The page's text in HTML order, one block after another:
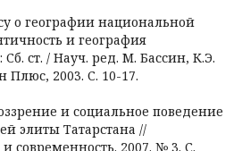
о географии национальной
и география
Сб. ст. / Науч. ред. М. Бассин, К.Э.
Плюс, 2003. С. 10-17.
и социальное поведение
элиты Татарстана //
современность. 2007. № 3. С.